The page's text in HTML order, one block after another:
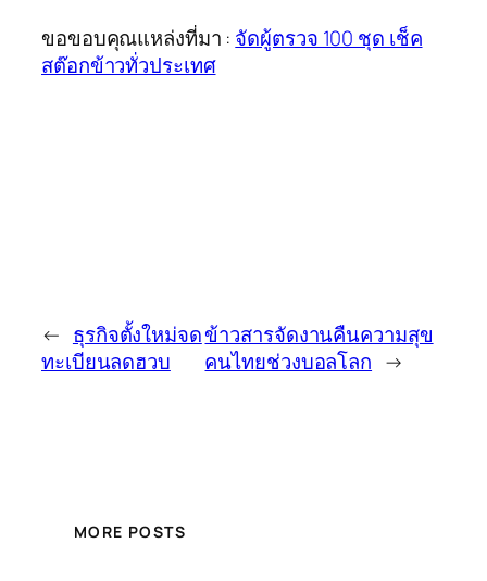
ขอขอบคุณแหล่งที่มา : จัดผู้ตรวจ 100 ชุด เช็ค
สต๊อกข้าวทั่วประเทศ
← ธุรกิจตั้งใหม่จด
ทะเบียนลดฮวบ
ข้าวสารจัดงานคืนความสุข
คนไทยช่วงบอลโลก →
MORE POSTS